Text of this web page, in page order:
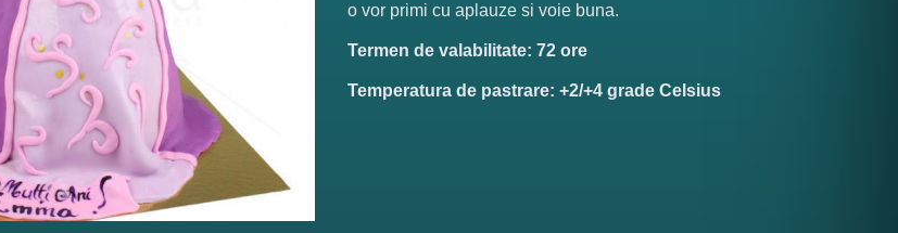
o vor primi cu aplauze si voie buna.
Termen de valabilitate: 72 ore
Temperatura de pastrare: +2/+4 grade Celsius